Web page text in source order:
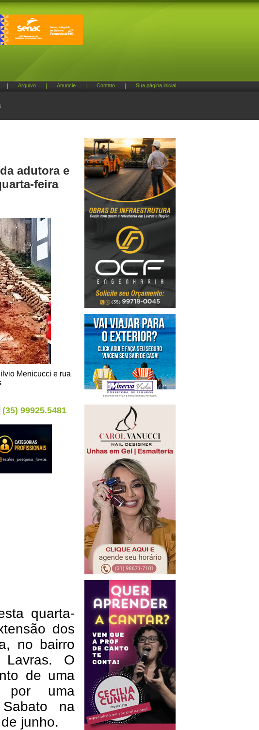
Arquivo Anuncie Contato Sua página inicial
adutora e
feira
Menicucci e rua
(35) 99925.5481
quarta-
dos
no bairro
O
de uma
por uma
Sabato na
junho.